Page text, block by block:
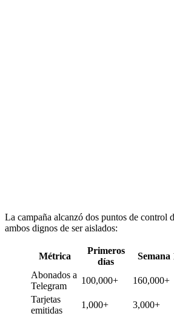
La campaña alcanzó dos puntos de control
ambos dignos de ser aislados:
Métrica
Primeros
días
Semana
Abonados a
Telegram
100,000+ 160,000+
Tarjetas
emitidas
1,000+ 3,000+